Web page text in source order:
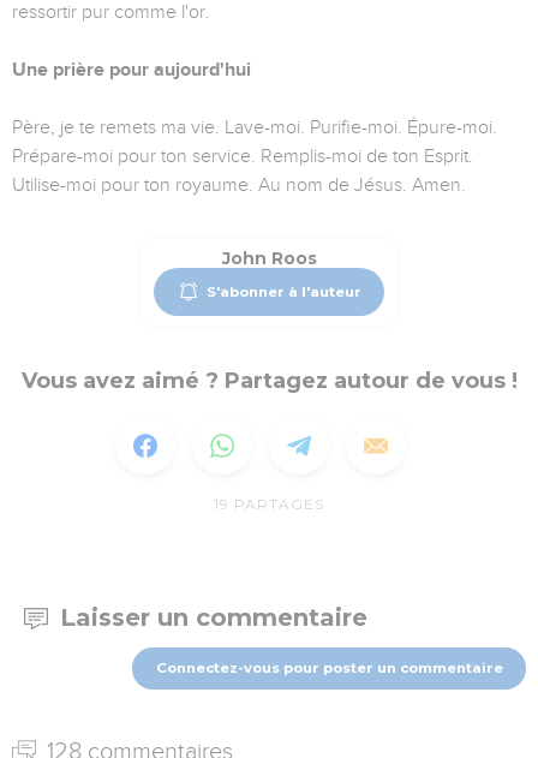
ressortir pur comme l'or.
Une prière pour aujourd'hui
Père, je te remets ma vie. Lave-moi. Purifie-moi. Épure-moi.
Prépare-moi pour ton service. Remplis-moi de ton Esprit.
Utilise-moi pour ton royaume. Au nom de Jésus. Amen.
John Roos
S'abonner à l'auteur
Vous avez aimé ? Partagez autour de vous !
19 PARTAGES
Laisser un commentaire
Connectez-vous pour poster un commentaire
128 commentaires